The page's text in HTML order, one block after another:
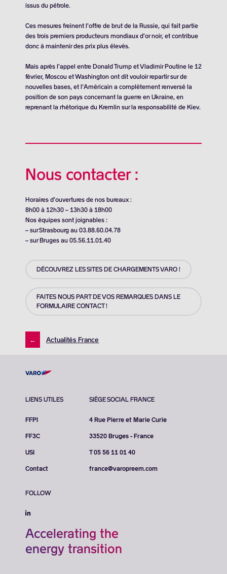
issus du pétrole.
Ces mesures freinent l’offre de brut de la Russie, qui fait partie
des trois premiers producteurs mondiaux d’or noir, et contribue
donc à maintenir des prix plus élevés.
Mais après l’appel entre Donald Trump et Vladimir Poutine le 12
février, Moscou et Washington ont dit vouloir repartir sur de
nouvelles bases, et l’Américain a complètement renversé la
position de son pays concernant la guerre en Ukraine, en
reprenant la rhétorique du Kremlin sur la responsabilité de Kiev.
Nous contacter :
Horaires d’ouvertures de nos bureaux :
8h00 à 12h30 – 13h30 à 18h00
Nos équipes sont joignables :
– sur Strasbourg au 03.88.60.04.78
– sur Bruges au 05.56.11.01.40
DÉCOUVREZ LES SITES DE CHARGEMENTS VARO !
FAITES NOUS PART DE VOS REMARQUES DANS LE
FORMULAIRE CONTACT !
← Actualités France
LIENS UTILES
FFPI
FF3C
USI
Contact
SIÈGE SOCIAL FRANCE
4 Rue Pierre et Marie Curie
33520 Bruges - France
T 05 56 11 01 40
france@varopreem.com
FOLLOW
Accelerating the
energy transition